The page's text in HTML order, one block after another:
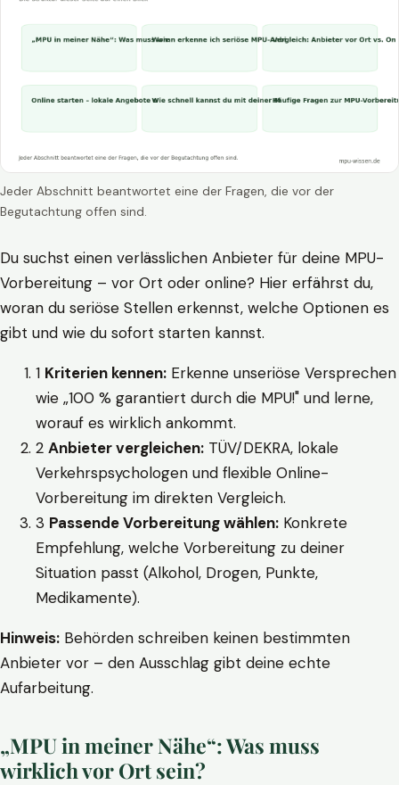
Jeder Abschnitt beantwortet eine der Fragen, die vor der
Begutachtung offen sind.
Du suchst einen verlässlichen Anbieter für deine MPU-
Vorbereitung – vor Ort oder online? Hier erfährst du,
woran du seriöse Stellen erkennst, welche Optionen es
gibt und wie du sofort starten kannst.
1 Kriterien kennen: Erkenne unseriöse Versprechen
wie „100 % garantiert durch die MPU!" und lerne,
worauf es wirklich ankommt.
2 Anbieter vergleichen: TÜV/DEKRA, lokale
Verkehrspsychologen und flexible Online-
Vorbereitung im direkten Vergleich.
3 Passende Vorbereitung wählen: Konkrete
Empfehlung, welche Vorbereitung zu deiner
Situation passt (Alkohol, Drogen, Punkte,
Medikamente).
Hinweis: Behörden schreiben keinen bestimmten
Anbieter vor – den Ausschlag gibt deine echte
Aufarbeitung.
„MPU in meiner Nähe“: Was muss
wirklich vor Ort sein?